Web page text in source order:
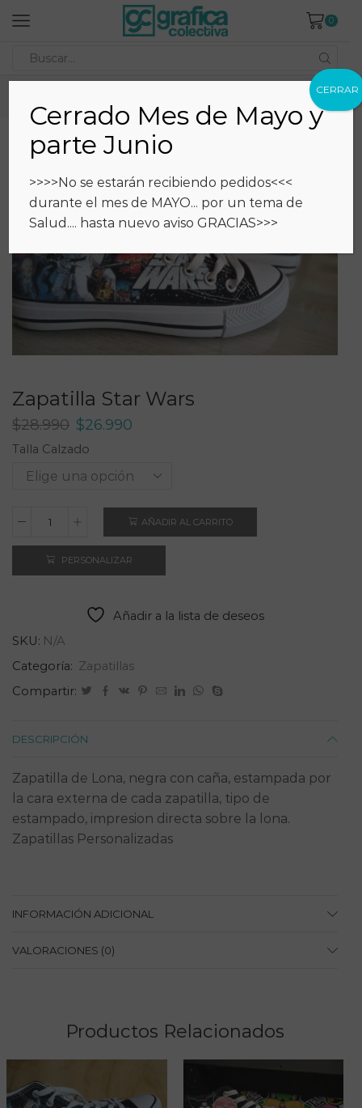
0
input
Zapatilla Star Wars
$28.990 El
precio
original
era:
$26.990
es:
Talla Calzado
Zapatilla
Star
Wars
AÑADIR AL CARRITO
PERSONALIZAR
Añadir a la lista de deseos
SKU: N/A
Categoría: Zapatillas
Compartir:
DESCRIPCIÓN
Zapatilla de Lona, negra con caña, estampada por
la cara externa de cada zapatilla, tipo de
estampado, impresion directa sobre la lona.
Zapatillas Personalizadas
INFORMACIÓN ADICIONAL
VALORACIONES (0)
Productos Relacionados
Cerrado Mes de Mayo y
parte Junio
>>>>No se estarán recibiendo pedidos<<<
durante el mes de MAYO... por un tema de
Salud.... hasta nuevo aviso GRACIAS>>>
CERRAR